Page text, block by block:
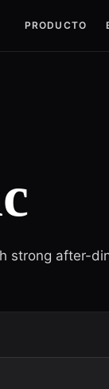
PRODUCTO
strong after-